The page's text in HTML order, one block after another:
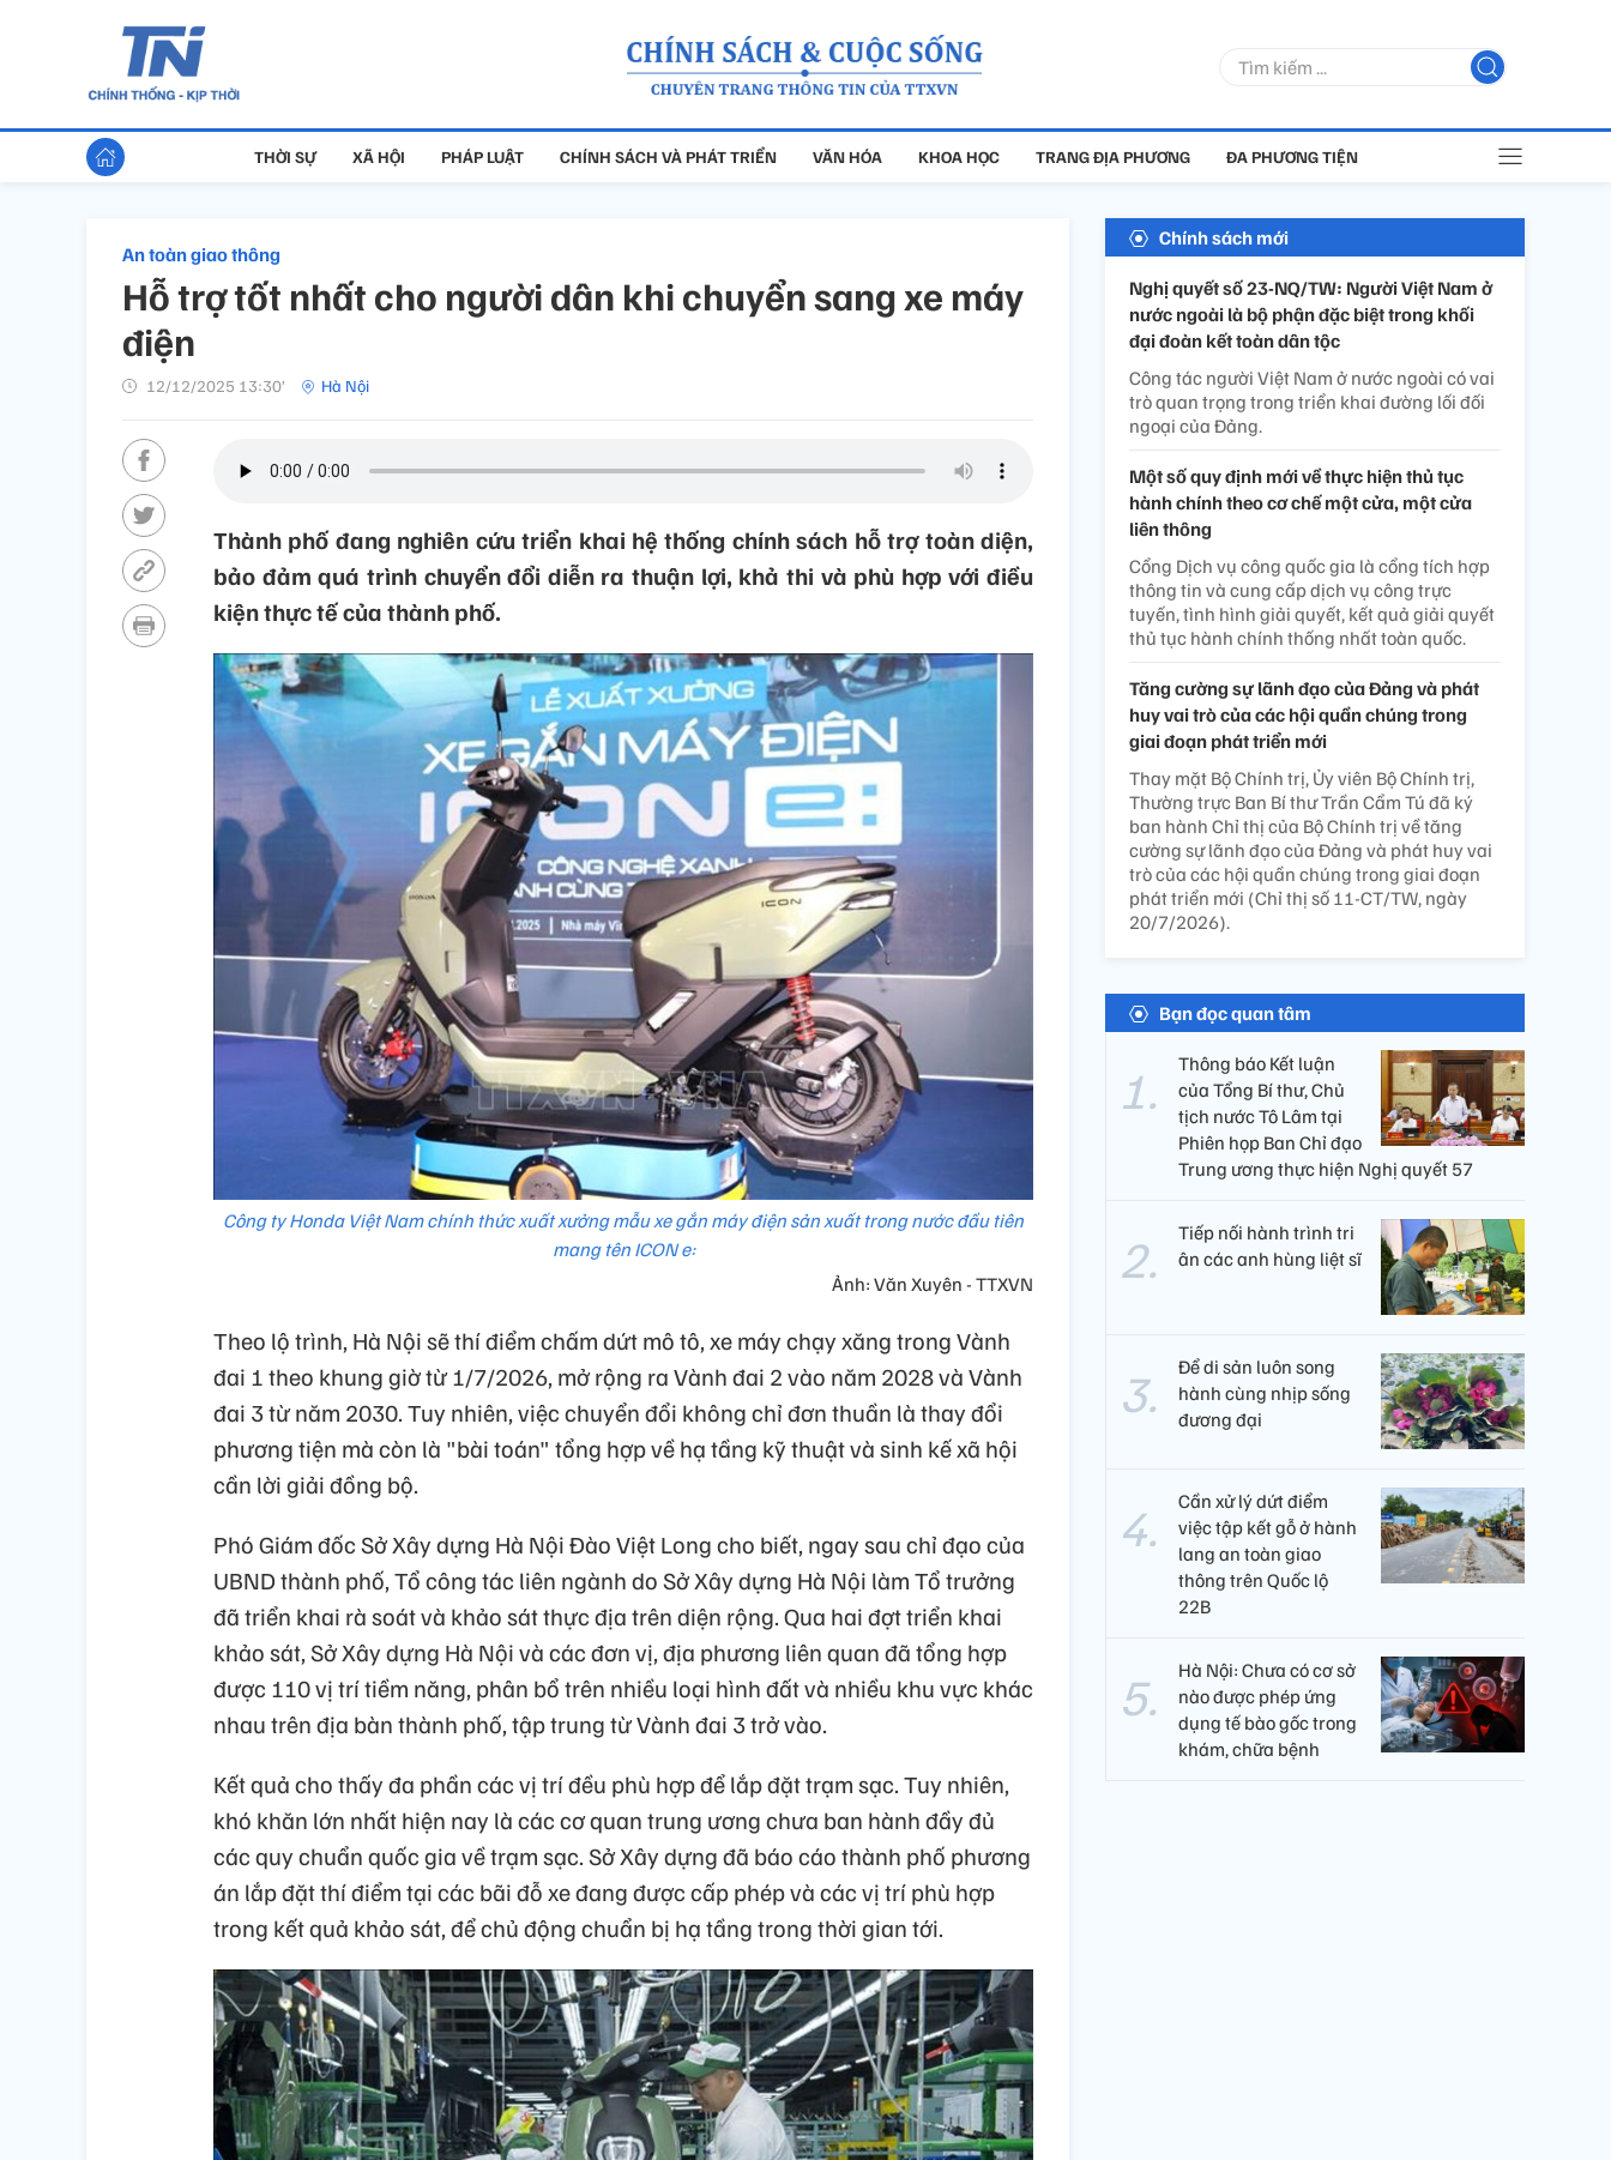
THỜI SỰ XÃ HỘI PHÁP LUẬT CHÍNH SÁCH VÀ PHÁT TRIỂN VĂN HÓA KHOA HỌC TRANG ĐỊA PHƯƠNG ĐA PHƯƠNG TIỆN
An toàn giao thông
Hỗ trợ tốt nhất cho người dân khi chuyển sang xe máy
điện
12/12/2025 13:30’ Hà Nội
Thành phố đang nghiên cứu triển khai hệ thống chính sách hỗ trợ toàn diện,
bảo đảm quá trình chuyển đổi diễn ra thuận lợi, khả thi và phù hợp với điều
kiện thực tế của thành phố.
Công ty Honda Việt Nam chính thức xuất xưởng mẫu xe gắn máy điện sản xuất trong nước đầu tiên
mang tên ICON e:
Ảnh: Văn Xuyên - TTXVN
Theo lộ trình, Hà Nội sẽ thí điểm chấm dứt mô tô, xe máy chạy xăng trong Vành
đai 1 theo khung giờ từ 1/7/2026, mở rộng ra Vành đai 2 vào năm 2028 và Vành
đai 3 từ năm 2030. Tuy nhiên, việc chuyển đổi không chỉ đơn thuần là thay đổi
phương tiện mà còn là "bài toán" tổng hợp về hạ tầng kỹ thuật và sinh kế xã hội
cần lời giải đồng bộ.
Phó Giám đốc Sở Xây dựng Hà Nội Đào Việt Long cho biết, ngay sau chỉ đạo của
UBND thành phố, Tổ công tác liên ngành do Sở Xây dựng Hà Nội làm Tổ trưởng
đã triển khai rà soát và khảo sát thực địa trên diện rộng. Qua hai đợt triển khai
khảo sát, Sở Xây dựng Hà Nội và các đơn vị, địa phương liên quan đã tổng hợp
được 110 vị trí tiềm năng, phân bổ trên nhiều loại hình đất và nhiều khu vực khác
nhau trên địa bàn thành phố, tập trung từ Vành đai 3 trở vào.
Kết quả cho thấy đa phần các vị trí đều phù hợp để lắp đặt trạm sạc. Tuy nhiên,
khó khăn lớn nhất hiện nay là các cơ quan trung ương chưa ban hành đầy đủ
các quy chuẩn quốc gia về trạm sạc. Sở Xây dựng đã báo cáo thành phố phương
án lắp đặt thí điểm tại các bãi đỗ xe đang được cấp phép và các vị trí phù hợp
trong kết quả khảo sát, để chủ động chuẩn bị hạ tầng trong thời gian tới.
Chính sách mới
Nghị quyết số 23-NQ/TW: Người Việt Nam ở
nước ngoài là bộ phận đặc biệt trong khối
đại đoàn kết toàn dân tộc
Công tác người Việt Nam ở nước ngoài có vai
trò quan trọng trong triển khai đường lối đối
ngoại của Đảng.
Một số quy định mới về thực hiện thủ tục
hành chính theo cơ chế một cửa, một cửa
liên thông
Cổng Dịch vụ công quốc gia là cổng tích hợp
thông tin và cung cấp dịch vụ công trực
tuyến, tình hình giải quyết, kết quả giải quyết
thủ tục hành chính thống nhất toàn quốc.
Tăng cường sự lãnh đạo của Đảng và phát
huy vai trò của các hội quần chúng trong
giai đoạn phát triển mới
Thay mặt Bộ Chính trị, Ủy viên Bộ Chính trị,
Thường trực Ban Bí thư Trần Cẩm Tú đã ký
ban hành Chỉ thị của Bộ Chính trị về tăng
cường sự lãnh đạo của Đảng và phát huy vai
trò của các hội quần chúng trong giai đoạn
phát triển mới (Chỉ thị số 11-CT/TW, ngày
20/7/2026).
Bạn đọc quan tâm
Thông báo Kết luận
của Tổng Bí thư, Chủ
tịch nước Tô Lâm tại
Phiên họp Ban Chỉ đạo
Trung ương thực hiện Nghị quyết 57
Tiếp nối hành trình tri
ân các anh hùng liệt sĩ
Để di sản luôn song
hành cùng nhịp sống
đương đại
Cần xử lý dứt điểm
việc tập kết gỗ ở hành
lang an toàn giao
thông trên Quốc lộ
22B
Hà Nội: Chưa có cơ sở
nào được phép ứng
dụng tế bào gốc trong
khám, chữa bệnh